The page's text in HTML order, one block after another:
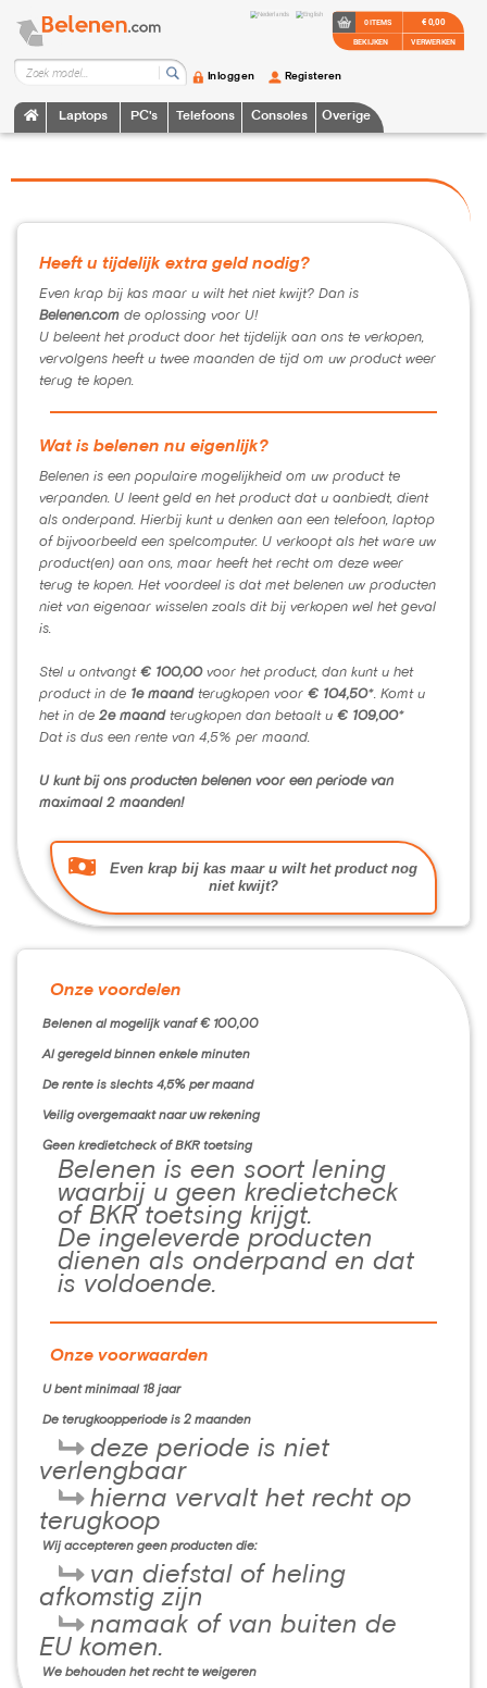
Laptops PC's Telefoons Consoles Overige
Inloggen Registeren
0 ITEMS
BEKIJKEN
€ 0,00
VERWERKEN
Heeft u tijdelijk extra geld nodig?
Even krap bij kas maar u wilt het niet kwijt? Dan is
Belenen.com de oplossing voor U!
U beleent het product door het tijdelijk aan ons te verkopen,
vervolgens heeft u twee maanden de tijd om uw product weer
terug te kopen.
Wat is belenen nu eigenlijk?
Belenen is een populaire mogelijkheid om uw product te
verpanden. U leent geld en het product dat u aanbiedt, dient
als onderpand. Hierbij kunt u denken aan een telefoon, laptop
of bijvoorbeeld een spelcomputer. U verkoopt als het ware uw
product(en) aan ons, maar heeft het recht om deze weer
terug te kopen. Het voordeel is dat met belenen uw producten
niet van eigenaar wisselen zoals dit bij verkopen wel het geval
is.
Stel u ontvangt € 100,00voor het product, dan kunt u het
product in de 1e maandterugkopen voor € 104,50*. Komt u
het in de 2e maandterugkopen dan betaalt u € 109,00*
Dat is dus een rente van 4,5% per maand.
U kunt bij ons producten belenen voor een periode van
maximaal 2 maanden!
Even krap bij kas maar u wilt het product nog
niet kwijt?
Onze voordelen
Belenen al mogelijk vanaf € 100,00
Al geregeld binnen enkele minuten
De rente is slechts 4,5% per maand
Veilig overgemaakt naar uw rekening
Geen kredietcheck of BKR toetsing
Belenen is een soort lening
waarbij u geen kredietcheck
of BKR toetsing krijgt.
De ingeleverde producten
dienen als onderpand en dat
is voldoende.
Onze voorwaarden
U bent minimaal 18 jaar
De terugkoopperiode is 2 maanden
deze periode is niet
verlengbaar
hierna vervalt het recht op
terugkoop
Wij accepteren geen producten die:
van diefstal of heling
afkomstig zijn
namaak of van buiten de
EU komen.
We behouden het recht te weigeren